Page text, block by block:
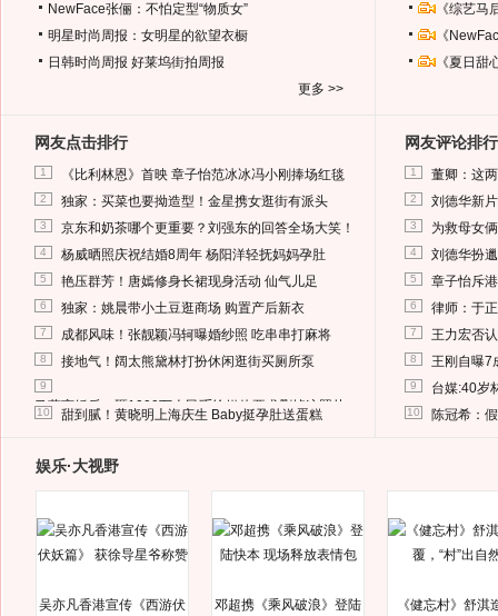
NewFace张俪：不怕定型“物质女”
明星时尚周报：女明星的欲望衣橱
日韩时尚周报 好莱坞街拍周报
更多 >>
《综艺
《
《夏日
网友点击排行
1 《比利林恩》首映 章子怡范冰冰冯小刚捧场红毯
2 独家：买菜也要拗造型！金星携女逛街有派头
3 京东和奶茶哪个更重要？刘强东的回答全场大笑！
4 杨威晒照庆祝结婚8周年 杨阳洋轻抚妈妈孕肚
5 艳压群芳！唐嫣修身长裙现身活动 仙气儿足
6 独家：姚晨带小土豆逛商场 购置产后新衣
7 成都风味！张靓颖冯轲曝婚纱照 吃串串打麻将
8 接地气！阔太熊黛林打扮休闲逛街买厕所泵
9
马蓉离婚后，砸1000万人民币给媒体要求删掉这照片
10 甜到腻！黄晓明上海庆生 Baby挺孕肚送蛋糕
网友评论排行
1 董卿：这
2 刘德华新
3 为救母女
4 刘德华扮
5 章子怡斥
6 律师：于
7 王力宏否
8 王刚自曝7
9 台媒:40岁
10 陈冠希：
娱乐·大视野
吴亦凡香港宣传《西游伏
邓超携《乘风破浪》登陆
《健忘村》舒淇